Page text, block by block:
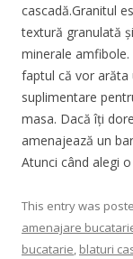
cascadă.Granitul
textură granulată
minerale
faptul că vor arăta
suplimentare
masa. Dacă îți
amenajează un
Atunci când alegi
This entry was
amenajare
bucatarie, blaturi